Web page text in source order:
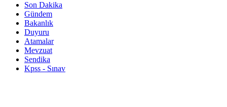
Son Dakika
Gündem
Bakanlık
Duyuru
Atamalar
Mevzuat
Sendika
Kpss - Sınav